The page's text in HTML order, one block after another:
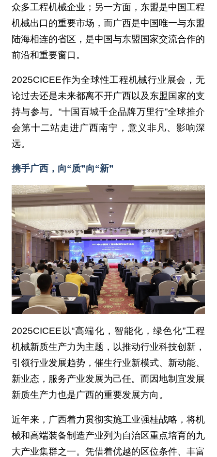
众多工程机械企业；另一方面，东盟是中国工程
机械出口的重要市场，而广西是中国唯一与东盟
陆海相连的省区，是中国与东盟国家交流合作的
前沿和重要窗口。
2025CICEE作为全球性工程机械行业展会，无
论过去还是未来都离不开广西以及东盟国家的支
持与参与。“十国百城千企品牌万里行”全球推介
会第十二站走进广西南宁，意义非凡、影响深
远。
携手广西，向“质”向“新”
2025CICEE以“高端化，智能化，绿色化”工程
机械新质生产力为主题，以推动行业科技创新，
引领行业发展趋势，催生行业新模式、新动能、
新业态，服务产业发展为己任。而因地制宜发展
新质生产力也是广西的重要发展方向。
近年来，广西着力贯彻实施工业强桂战略，将机
械和高端装备制造产业列为自治区重点培育的九
大产业集群之一。凭借着优越的区位条件、丰富